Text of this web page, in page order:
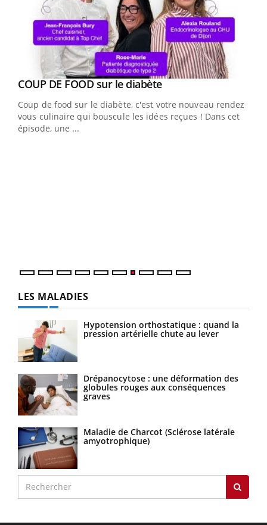
Youtube
COUP DE FOOD sur le diabèteYoutube
Coup de food sur le diabète, c'est votre nouveau rendez-
vous culinaire qui bouscule les idées reçues ! Dans cet
épisode, une ...
LES MALADIES
Hypotension orthostatique : quand la
pression artérielle chute au lever
Drépanocytose : une déformation des
globules rouges aux conséquences
graves
Maladie de Charcot (Sclérose latérale
amyotrophique)